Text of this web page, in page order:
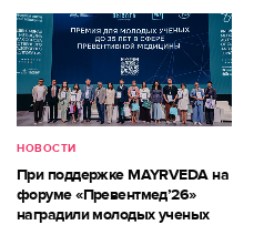
НОВОСТИ
При поддержке MAYRVEDA на
форуме «Превентмед’26»
наградили молодых ученых